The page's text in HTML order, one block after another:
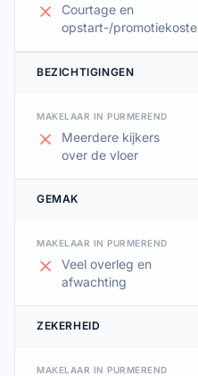
Courtage en
opstart-/
BEZICHTIGINGEN
MAKELAAR IN PURMEREND
Meerdere kijkers
over de vloer
GEMAK
MAKELAAR IN PURMEREND
Veel overleg en
afwachting
ZEKERHEID
MAKELAAR IN PURMEREND